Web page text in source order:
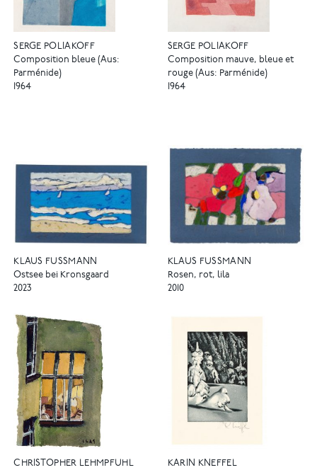
SERGE POLIAKOFF
Composition bleue (Aus:
Parménide)
1964
SERGE POLIAKOFF
Composition mauve, bleue et
rouge (Aus: Parménide)
1964
KLAUS FUSSMANN
Ostsee bei Kronsgaard
2023
KLAUS FUSSMANN
Rosen, rot, lila
2010
CHRISTOPHER LEHMPFUHL
KARIN KNEFFEL